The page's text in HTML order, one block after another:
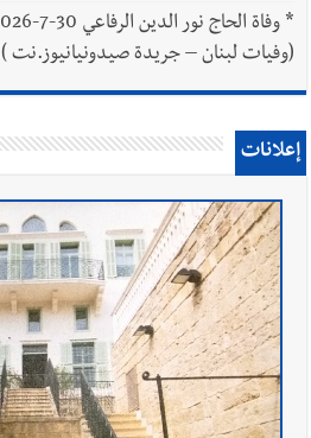
*
(وفيات لبنان – جريدة صيدونيانيوز.نت )
إعلانات